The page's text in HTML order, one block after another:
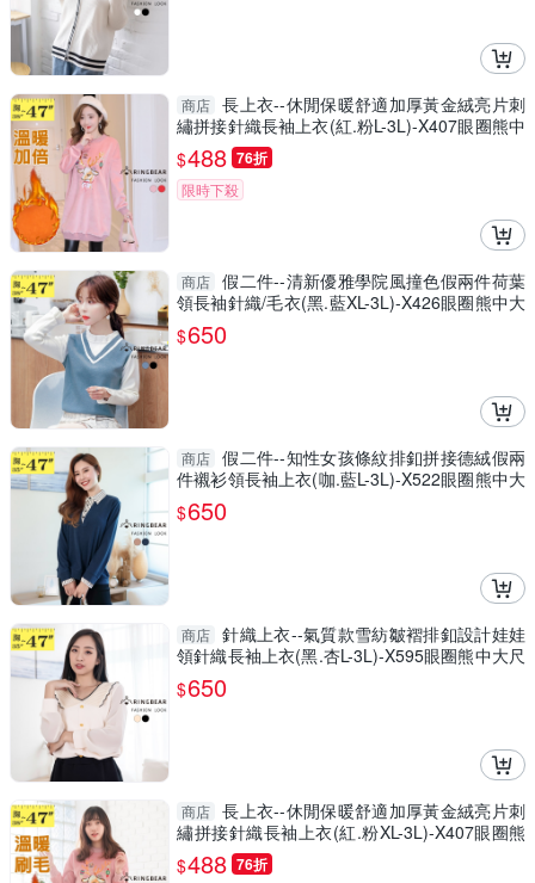
商店 長上衣--休閒保暖舒適加厚黃金絨亮片刺
繡拼接針織長袖上衣(紅.粉L-3L)-X407眼圈熊中
大尺碼◎
$488 76折
限時下殺
商店 假二件--清新優雅學院風撞色假兩件荷葉
領長袖針織/毛衣(黑.藍XL-3L)-X426眼圈熊中大
尺碼
$650
商店 假二件--知性女孩條紋排釦拼接德絨假兩
件襯衫領長袖上衣(咖.藍L-3L)-X522眼圈熊中大
尺碼
$650
商店 針織上衣--氣質款雪紡皺褶排釦設計娃娃
領針織長袖上衣(黑.杏L-3L)-X595眼圈熊中大尺
碼
$650
商店 長上衣--休閒保暖舒適加厚黃金絨亮片刺
繡拼接針織長袖上衣(紅.粉XL-3L)-X407眼圈熊
中大尺碼
$488 76折